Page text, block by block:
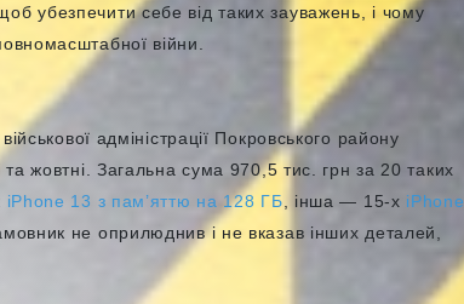
убезпечити себе від таких зауважень, і чому
війни.
адміністрації Покровського району
жовтні. Загальна сума 970,5 тис. грн за 20 таких
iPhone 13 з пам’яттю на 128 ГБ , інша — 15-х iPhone
не оприлюднив і не вказав інших деталей,